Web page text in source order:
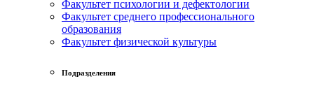
Факультет психологии и дефектологии
Факультет среднего профессионального
образования
Факультет физической культуры
Подразделения